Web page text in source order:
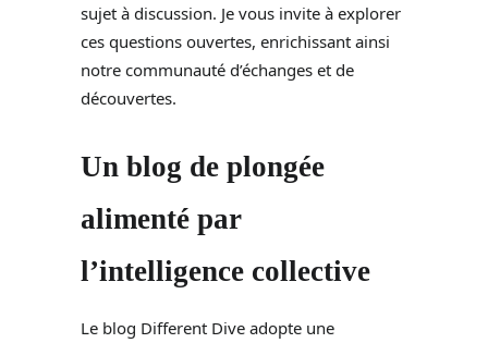
sujet à discussion. Je vous invite à explorer
ces questions ouvertes, enrichissant ainsi
notre communauté d’échanges et de
découvertes.
Un blog de plongée
alimenté par
l’intelligence collective
Le blog Different Dive adopte une